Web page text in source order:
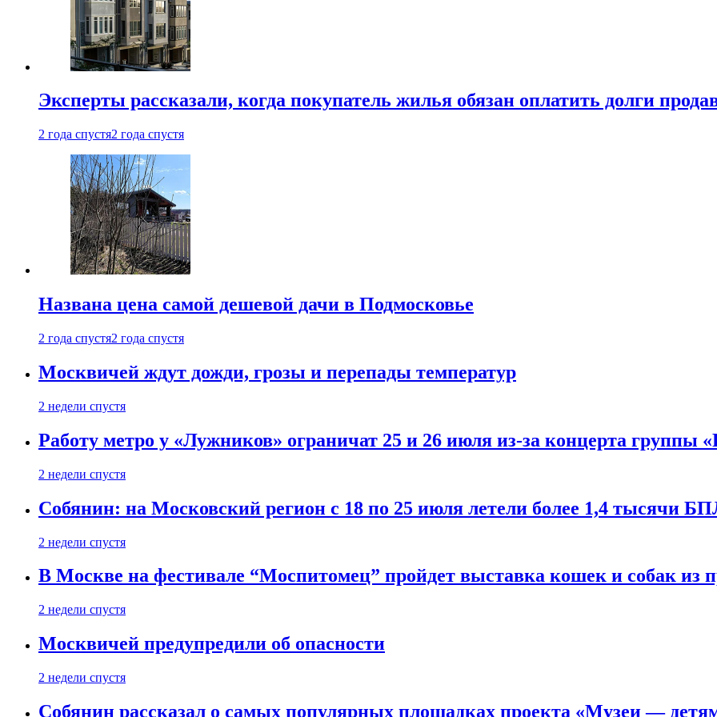
Эксперты рассказали, когда покупатель жилья обязан оплатить долги
2 года спустя2 года спустя
Названа цена самой дешевой дачи в Подмосковье
2 года спустя2 года спустя
Москвичей ждут дожди, грозы и перепады температур
2 недели спустя
Работу метро у «Лужников» ограничат 25 и 26 июля из-за концерта группы
2 недели спустя
Собянин: на Московский регион с 18 по 25 июля летели более 1,4 тысячи
2 недели спустя
В Москве на фестивале “Моспитомец” пройдет выставка кошек и собак из
2 недели спустя
Москвичей предупредили об опасности
2 недели спустя
Собянин рассказал о самых популярных площадках проекта «Музеи —